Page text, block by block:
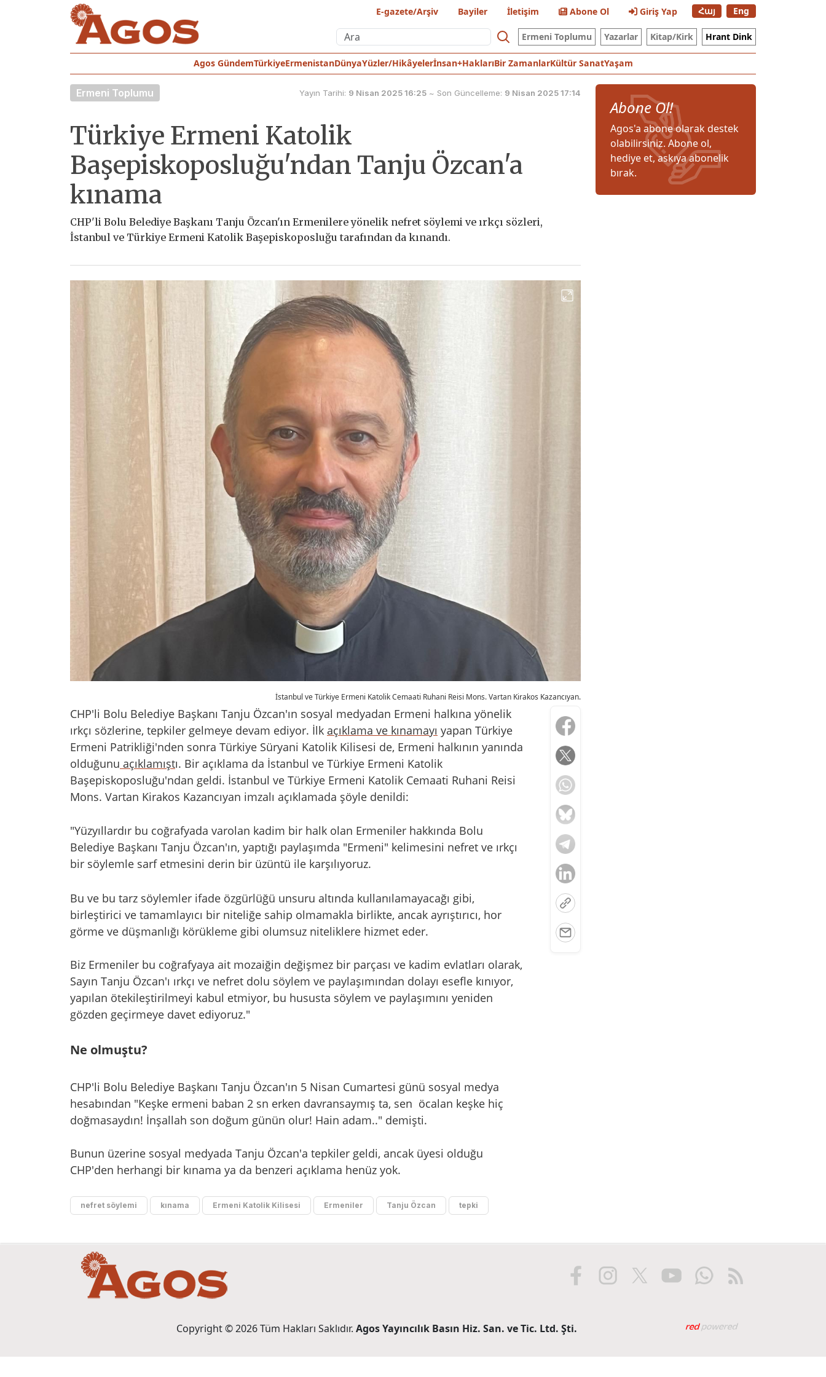
E-gazete/Arşiv Bayiler İletişim Abone Ol Giriş Yap Հայ Eng
Ermeni Toplumu Yazarlar Kitap/Kirk Hrant Dink
Agos GündemTürkiyeErmenistanDünyaYüzler/Hikâyelerİnsan+HaklarıBir ZamanlarKültür SanatYaşam
Ermeni Toplumu Yayın Tarihi: 9 Nisan 2025 16:25 ~ Son Güncelleme: 9 Nisan 2025 17:14
Türkiye Ermeni Katolik
Başepiskoposluğu'ndan Tanju Özcan'a
kınama
CHP'li Bolu Belediye Başkanı Tanju Özcan'ın Ermenilere yönelik nefret söylemi ve ırkçı sözleri,
İstanbul ve Türkiye Ermeni Katolik Başepiskoposluğu tarafından da kınandı.
İstanbul ve Türkiye Ermeni Katolik Cemaati Ruhani Reisi Mons. Vartan Kirakos Kazancıyan.
CHP'li Bolu Belediye Başkanı Tanju Özcan'ın sosyal medyadan Ermeni halkına yönelik
ırkçı sözlerine, tepkiler gelmeye devam ediyor. İlk açıklama ve kınamayı yapan Türkiye
Ermeni Patrikliği'nden sonra Türkiye Süryani Katolik Kilisesi de, Ermeni halkının yanında
olduğunu açıklamıştı. Bir açıklama da İstanbul ve Türkiye Ermeni Katolik
Başepiskoposluğu'ndan geldi. İstanbul ve Türkiye Ermeni Katolik Cemaati Ruhani Reisi
Mons. Vartan Kirakos Kazancıyan imzalı açıklamada şöyle denildi:
"Yüzyıllardır bu coğrafyada varolan kadim bir halk olan Ermeniler hakkında Bolu
Belediye Başkanı Tanju Özcan'ın, yaptığı paylaşımda "Ermeni" kelimesini nefret ve ırkçı
bir söylemle sarf etmesini derin bir üzüntü ile karşılıyoruz.
Bu ve bu tarz söylemler ifade özgürlüğü unsuru altında kullanılamayacağı gibi,
birleştirici ve tamamlayıcı bir niteliğe sahip olmamakla birlikte, ancak ayrıştırıcı, hor
görme ve düşmanlığı körükleme gibi olumsuz niteliklere hizmet eder.
Biz Ermeniler bu coğrafyaya ait mozaiğin değişmez bir parçası ve kadim evlatları olarak,
Sayın Tanju Özcan'ı ırkçı ve nefret dolu söylem ve paylaşımından dolayı esefle kınıyor,
yapılan ötekileştirilmeyi kabul etmiyor, bu hususta söylem ve paylaşımını yeniden
gözden geçirmeye davet ediyoruz."
Ne olmuştu?
CHP'li Bolu Belediye Başkanı Tanju Özcan'ın 5 Nisan Cumartesi günü sosyal medya
hesabından "Keşke ermeni baban 2 sn erken davransaymış ta, sen öcalan keşke hiç
doğmasaydın! İnşallah son doğum günün olur! Hain adam.." demişti.
Bunun üzerine sosyal medyada Tanju Özcan'a tepkiler geldi, ancak üyesi olduğu
CHP'den herhangi bir kınama ya da benzeri açıklama henüz yok.
nefret söylemi kınama Ermeni Katolik Kilisesi Ermeniler Tanju Özcan tepki
Abone Ol!
Agos'a abone olarak destek
olabilirsiniz. Abone ol,
hediye et, askıya abonelik
bırak.
Copyright © 2026 Tüm Hakları Saklıdır. Agos Yayıncılık Basın Hiz. San. ve Tic. Ltd. Şti. Web tasarım: Red